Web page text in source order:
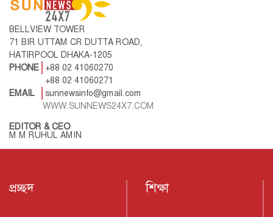
BELLVIEW TOWER
71 BIR UTTAM CR DUTTA ROAD,
HATIRPOOL DHAKA-1205
PHONE
+88 02 41060270
+88 02 41060271
EMAIL
sunnewsinfo@gmail.com
WWW.SUNNEWS24X7.COM
EDITOR & CEO
M M RUHUL AMIN
প্রচ্ছদ শিক্ষা